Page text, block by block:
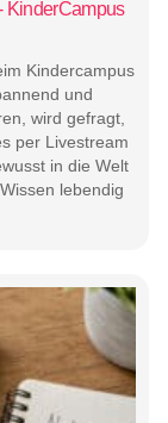
KinderCampus
Kindercampus
und
wird gefragt,
per Livestream
in die Welt
lebendig